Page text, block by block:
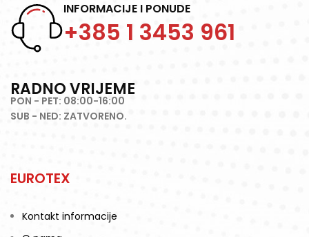
INFORMACIJE I PONUDE
+385 1 3453 961
RADNO VRIJEME
PON - PET: 08:00-16:00
SUB - NED: ZATVORENO.
EUROTEX
Kontakt informacije